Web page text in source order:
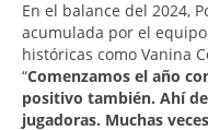
En el balance del 2024,
acumulada por el
históricas como Vanina
“Comenzamos el año
positivo también. Ahí
jugadoras. Muchas